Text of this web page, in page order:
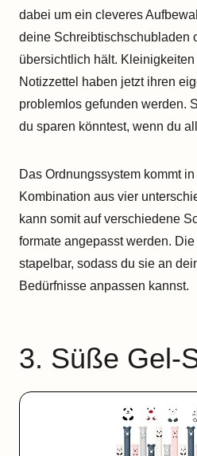
dabei um ein cleveres
deine Schreibtischschubladen
übersichtlich hält.
Notizzettel haben jetzt ihren
problemlos gefunden werden.
du sparen könntest, wenn du
Das Ordnungssystem kommt
Kombination aus vier
kann somit auf verschiedene
formate angepasst werden.
stapelbar, sodass du sie an
Bedürfnisse anpassen kannst.
3. Süße Gel-